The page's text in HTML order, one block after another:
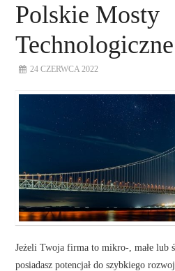
Polskie Mosty
24 CZERWCA 2022
Jeżeli Twoja firma to mikro-, małe lub
posiadasz potencjał do szybkiego